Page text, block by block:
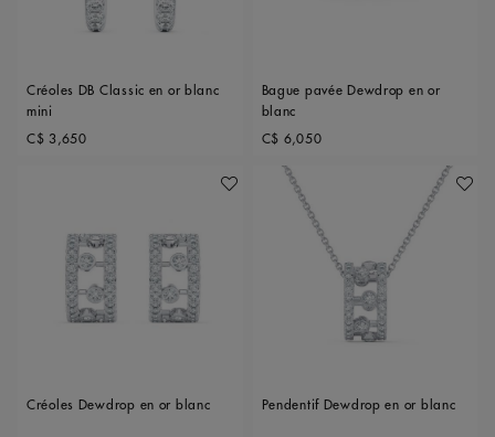
Créoles DB Classic en or blanc
mini
Original price
C$ 3,650
Bague pavée Dewdrop en or
blanc
Original price
C$ 6,050
Ajouter À Ma Wishlist
Créoles Dewdrop en or blanc Pendentif Dewdrop en or blanc